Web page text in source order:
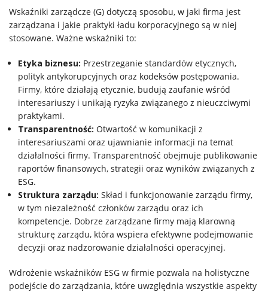
Wskaźniki zarządcze (G) dotyczą sposobu, w jaki firma jest
zarządzana i jakie praktyki ładu korporacyjnego są w niej
stosowane. Ważne wskaźniki to:
Etyka biznesu: Przestrzeganie standardów etycznych,
polityk antykorupcyjnych oraz kodeksów postępowania.
Firmy, które działają etycznie, budują zaufanie wśród
interesariuszy i unikają ryzyka związanego z nieuczciwymi
praktykami.
Transparentność: Otwartość w komunikacji z
interesariuszami oraz ujawnianie informacji na temat
działalności firmy. Transparentność obejmuje publikowanie
raportów finansowych, strategii oraz wyników związanych z
ESG.
Struktura zarządu: Skład i funkcjonowanie zarządu firmy,
w tym niezależność członków zarządu oraz ich
kompetencje. Dobrze zarządzane firmy mają klarowną
strukturę zarządu, która wspiera efektywne podejmowanie
decyzji oraz nadzorowanie działalności operacyjnej.
Wdrożenie wskaźników ESG w firmie pozwala na holistyczne
podejście do zarządzania, które uwzględnia wszystkie aspekty